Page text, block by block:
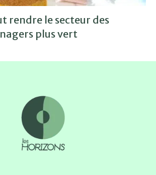
rendre le secteur des
plus vert